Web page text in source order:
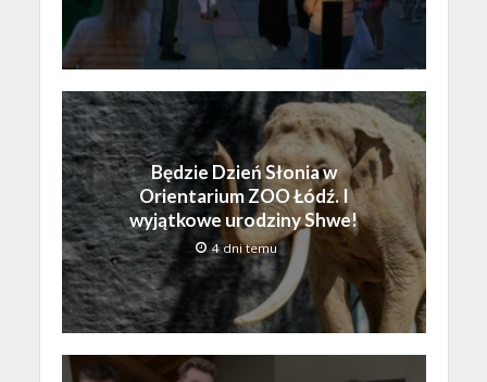
Będzie Dzień Słonia w
Orientarium ZOO Łódź. I
wyjątkowe urodziny Shwe!
4 dni temu